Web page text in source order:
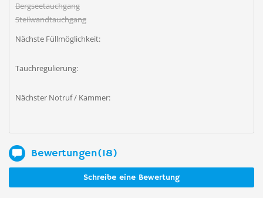
Bergseetauchgang
Steilwandtauchgang
Nächste Füllmöglichkeit:
Tauchregulierung:
Nächster Notruf / Kammer:
Bewertungen(18)
Schreibe eine Bewertung